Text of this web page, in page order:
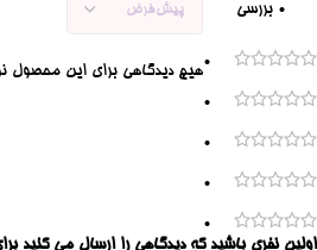
0 بررسی
0
0
0
0
0
هیچ دیدگاهی برای این محصول